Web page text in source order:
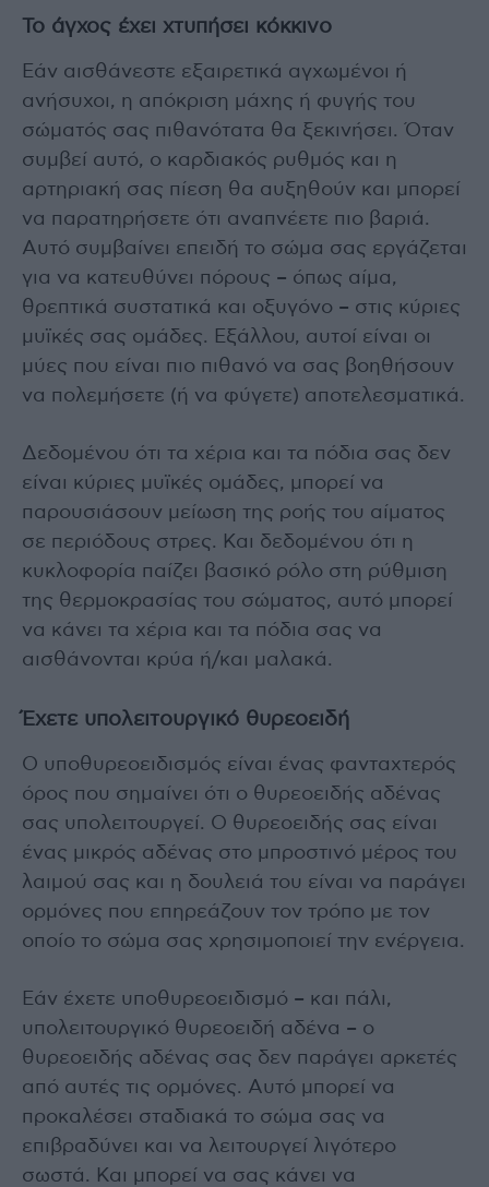
Το άγχος έχει χτυπήσει κόκκινο
Εάν αισθάνεστε εξαιρετικά αγχωμένοι ή
ανήσυχοι, η απόκριση μάχης ή φυγής του
σώματός σας πιθανότατα θα ξεκινήσει. Όταν
συμβεί αυτό, ο καρδιακός ρυθμός και η
αρτηριακή σας πίεση θα αυξηθούν και μπορεί
να παρατηρήσετε ότι αναπνέετε πιο βαριά.
Αυτό συμβαίνει επειδή το σώμα σας εργάζεται
για να κατευθύνει πόρους – όπως αίμα,
θρεπτικά συστατικά και οξυγόνο – στις κύριες
μυϊκές σας ομάδες. Εξάλλου, αυτοί είναι οι
μύες που είναι πιο πιθανό να σας βοηθήσουν
να πολεμήσετε (ή να φύγετε) αποτελεσματικά.
Δεδομένου ότι τα χέρια και τα πόδια σας δεν
είναι κύριες μυϊκές ομάδες, μπορεί να
παρουσιάσουν μείωση της ροής του αίματος
σε περιόδους στρες. Και δεδομένου ότι η
κυκλοφορία παίζει βασικό ρόλο στη ρύθμιση
της θερμοκρασίας του σώματος, αυτό μπορεί
να κάνει τα χέρια και τα πόδια σας να
αισθάνονται κρύα ή/και μαλακά.
Έχετε υπολειτουργικό θυρεοειδή
Ο υποθυρεοειδισμός είναι ένας φανταχτερός
όρος που σημαίνει ότι ο θυρεοειδής αδένας
σας υπολειτουργεί. Ο θυρεοειδής σας είναι
ένας μικρός αδένας στο μπροστινό μέρος του
λαιμού σας και η δουλειά του είναι να παράγει
ορμόνες που επηρεάζουν τον τρόπο με τον
οποίο το σώμα σας χρησιμοποιεί την ενέργεια.
Εάν έχετε υποθυρεοειδισμό – και πάλι,
υπολειτουργικό θυρεοειδή αδένα – ο
θυρεοειδής αδένας σας δεν παράγει αρκετές
από αυτές τις ορμόνες. Αυτό μπορεί να
προκαλέσει σταδιακά το σώμα σας να
επιβραδύνει και να λειτουργεί λιγότερο
σωστά. Και μπορεί να σας κάνει να